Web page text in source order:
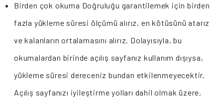
Birden çok okuma Doğruluğu garantilemek için birden
fazla yükleme süresi ölçümü alırız, en kötüsünü atarız
ve kalanların ortalamasını alırız. Dolayısıyla, bu
okumalardan birinde açılış sayfanız kullanım dışıysa,
yükleme süresi dereceniz bundan etkilenmeyecektir.
Açılış sayfanızı iyileştirme yolları dahil olmak üzere,